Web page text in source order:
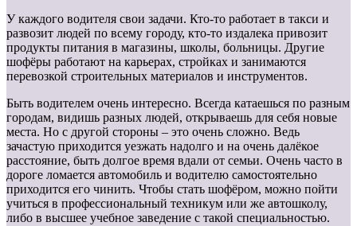
У каждого водителя свои задачи. Кто-то работает в такси и
развозит людей по всему городу, кто-то издалека привозит
продукты питания в магазины, школы, больницы. Другие
шофёры работают на карьерах, стройках и занимаются
перевозкой строительных материалов и инструментов.
Быть водителем очень интересно. Всегда катаешься по разным
городам, видишь разных людей, открываешь для себя новые
места. Но с другой стороны – это очень сложно. Ведь
зачастую приходится уезжать надолго и на очень далёкое
расстояние, быть долгое время вдали от семьи. Очень часто в
дороге ломается автомобиль и водителю самостоятельно
приходится его чинить. Чтобы стать шофёром, можно пойти
учиться в профессиональный техникум или же автошколу,
либо в высшее учебное заведение с такой специальностью.